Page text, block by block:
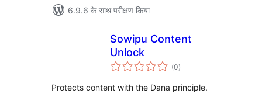
6.9.6 के साथ परीक्षण किया
Sowipu Content
Unlock
(0कुल
दर)
Protects content with the Dana principle.